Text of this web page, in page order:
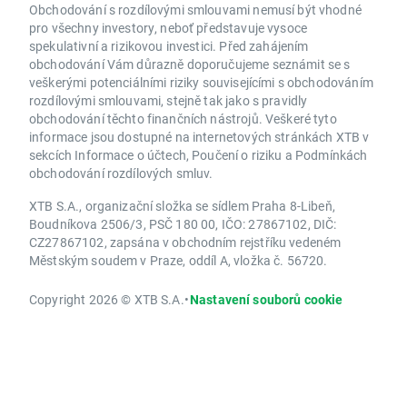
Obchodování s rozdílovými smlouvami nemusí být vhodné
pro všechny investory, neboť představuje vysoce
spekulativní a rizikovou investici. Před zahájením
obchodování Vám důrazně doporučujeme seznámit se s
veškerými potenciálními riziky souvisejícími s obchodováním
rozdílovými smlouvami, stejně tak jako s pravidly
obchodování těchto finančních nástrojů. Veškeré tyto
informace jsou dostupné na internetových stránkách XTB v
sekcích Informace o účtech, Poučení o riziku a Podmínkách
obchodování rozdílových smluv.
XTB S.A., organizační složka se sídlem Praha 8-Libeň,
Boudníkova 2506/3, PSČ 180 00, IČO: 27867102, DIČ:
CZ27867102, zapsána v obchodním rejstříku vedeném
Městským soudem v Praze, oddíl A, vložka č. 56720.
Copyright 2026 © XTB S.A.•Nastavení souborů cookie